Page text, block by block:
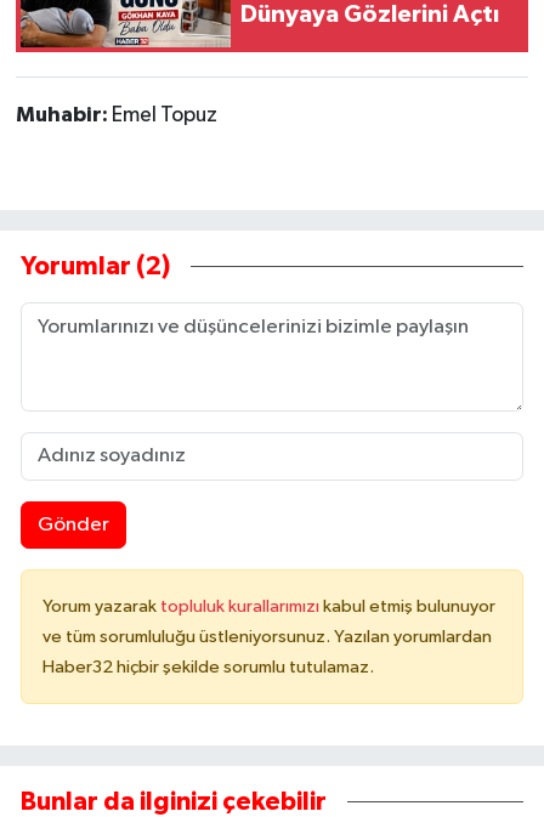
Dünyaya Gözlerini Açtı
Muhabir: Emel Topuz
Yorumlar (2)
Gönder
Yorum yazarak topluluk kurallarımızı kabul etmiş bulunuyor
ve tüm sorumluluğu üstleniyorsunuz. Yazılan yorumlardan
Haber32 hiçbir şekilde sorumlu tutulamaz.
Bunlar da ilginizi çekebilir